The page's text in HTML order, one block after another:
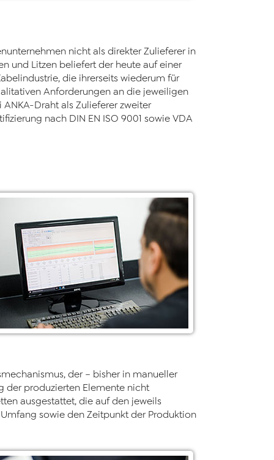
nicht als direkter Zulieferer in
und Litzen beliefert der heute auf einer
die ihrerseits wiederum für
Anforderungen an die jeweiligen
Draht als Zulieferer zweiter
nach DIN EN ISO 9001 sowie VDA
der – bisher in manueller
der produzierten Elemente nicht
ausgestattet, die auf den jeweils
sowie den Zeitpunkt der Produktion